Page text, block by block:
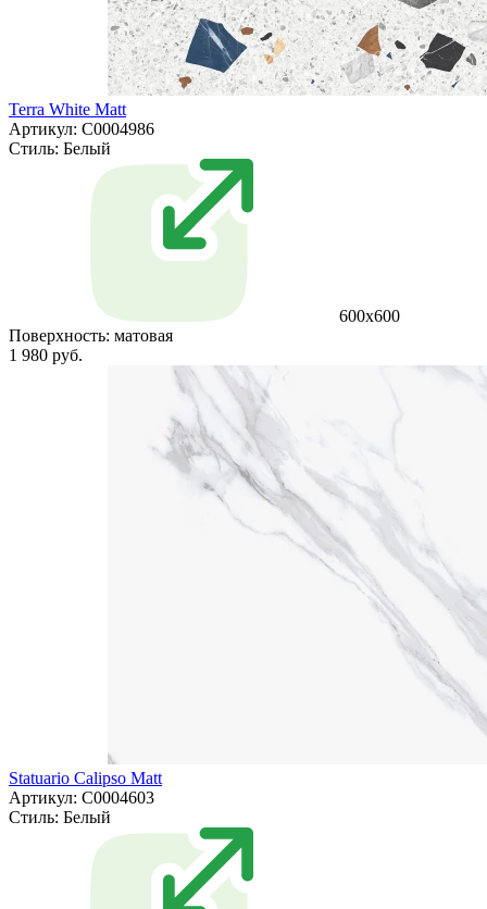
Terra White Matt
Артикул: С0004986
Стиль: Белый
600x600
Поверхность: матовая
1 980 руб.
Statuario Calipso Matt
Артикул: С0004603
Стиль: Белый